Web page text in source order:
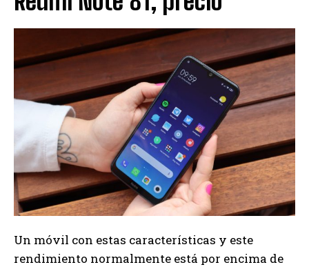
Un móvil con estas características y este
rendimiento normalmente está por encima de